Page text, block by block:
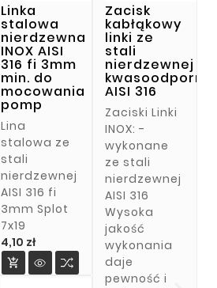
Linka
stalowa
nierdzewna
INOX AISI
316 fi 3mm
min. do
mocowania
pomp
Lina
stalowa ze
stali
nierdzewnej
AISI 316 fi
3mm Splot
7x19
4,10 złCena

Zacisk
kabłąkowy
linki ze
stali
nierdzewnej
kwasoodpornej
AISI 316
Zaciski Linki
INOX: -
wykonane
ze stali
nierdzewnej
AISI 316
Wysoka
jakość
wykonania
daje
pewność i